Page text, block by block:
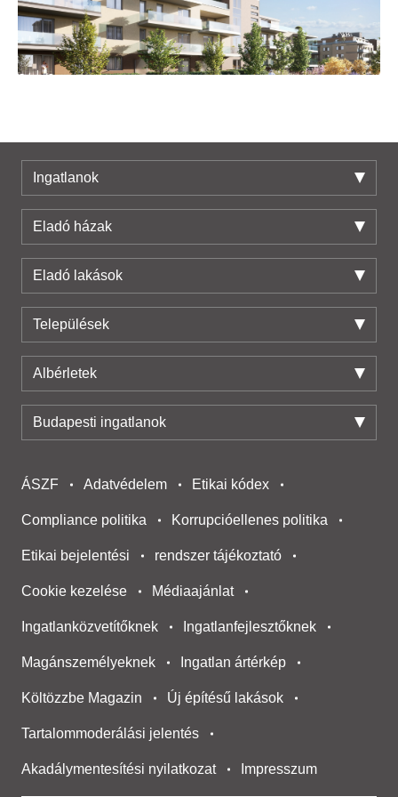
5 szoba
2
188.08 M Ft
XI. kerület, Spanyolrét, Pagus utca 2
200.39 M Ft
XI. kerület, Spanyolrét, Pagus utca 2
4 szoba 91 m
2
telekméret:
Ingatlanok
Eladó házak
Eladó lakások
Települések
Albérletek
Budapesti ingatlanok
ÁSZF Adatvédelem Etikai kódex
Compliance politika Korrupcióellenes politika
Etikai bejelentési rendszer tájékoztató
Cookie kezelése Médiaajánlat
Ingatlanközvetítőknek Ingatlanfejlesztőknek
Magánszemélyeknek Ingatlan ártérkép
Költözzbe Magazin Új építésű lakások
Tartalommoderálási jelentés
Akadálymentesítési nyilatkozat Impresszum